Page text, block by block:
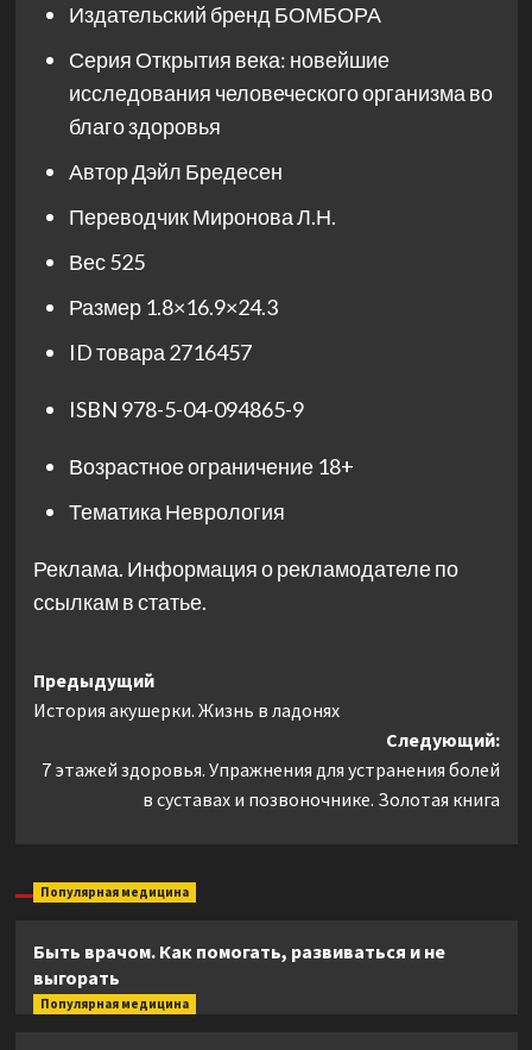
Издательский бренд БОМБОРА
Серия Открытия века: новейшие
исследования человеческого организма во
благо здоровья
АвторДэйл Бредесен
ПереводчикМиронова Л.Н.
Вес525
Размер 1.8×16.9×24.3
ID товара 2716457
ISBN 978-5-04-094865-9
Возрастное ограничение 18+
Тематика Неврология
Реклама. Информация о рекламодателе по
ссылкам в статье.
Навигация
записи
Предыдущий
История акушерки. Жизнь в ладонях
Следующий:
7 этажей здоровья. Упражнения для устранения болей
в суставах и позвоночнике. Золотая книга
Популярная медицина
Быть врачом. Как помогать, развиваться и не
выгорать
Популярная медицина